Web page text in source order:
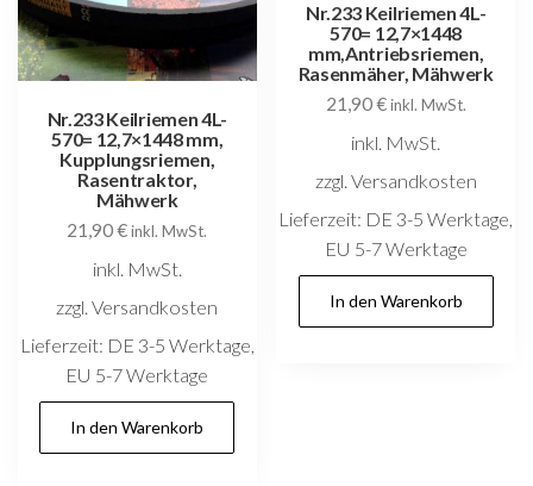
Nr.233 Keilriemen 4L-
570= 12,7×1448 mm,
Kupplungsriemen,
Rasentraktor,
Mähwerk
21,90€ inkl. MwSt.
inkl. MwSt.
zzgl. Versandkosten
Lieferzeit: DE 3-5 Werktage,
EU 5-7 Werktage
In den Warenkorb
Nr.233 Keilriemen 4L-
570= 12,7×1448
mm,Antriebsriemen,
Rasenmäher, Mähwerk
21,90€ inkl. MwSt.
inkl. MwSt.
zzgl. Versandkosten
Lieferzeit: DE 3-5 Werktage,
EU 5-7 Werktage
In den Warenkorb